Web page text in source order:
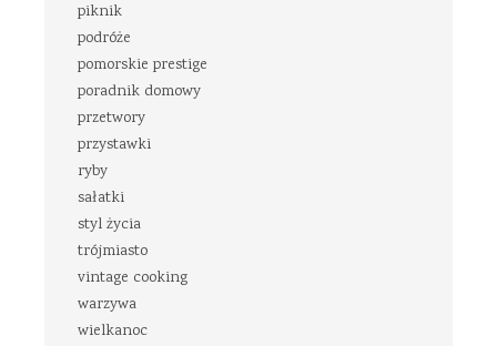
piknik
podróże
pomorskie prestige
poradnik domowy
przetwory
przystawki
ryby
sałatki
styl życia
trójmiasto
vintage cooking
warzywa
wielkanoc